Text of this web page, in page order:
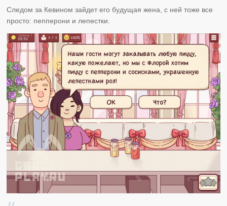
Следом за Кевином зайдет его будущая жена, с ней тоже все
просто: пепперони и лепестки.